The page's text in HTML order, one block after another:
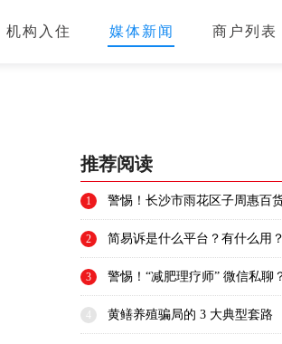
机构入住 媒体新闻 商户列表
推荐阅读
1 警惕！长沙市雨花区子周惠百
肥产品为饵，层层诱导 + 健康
大揭秘
2 简易诉是什么平台？有什么
3 警惕！“减肥理疗师” 微信私聊
的套路！
4 黄鳝养殖骗局的 3 大典型套路​